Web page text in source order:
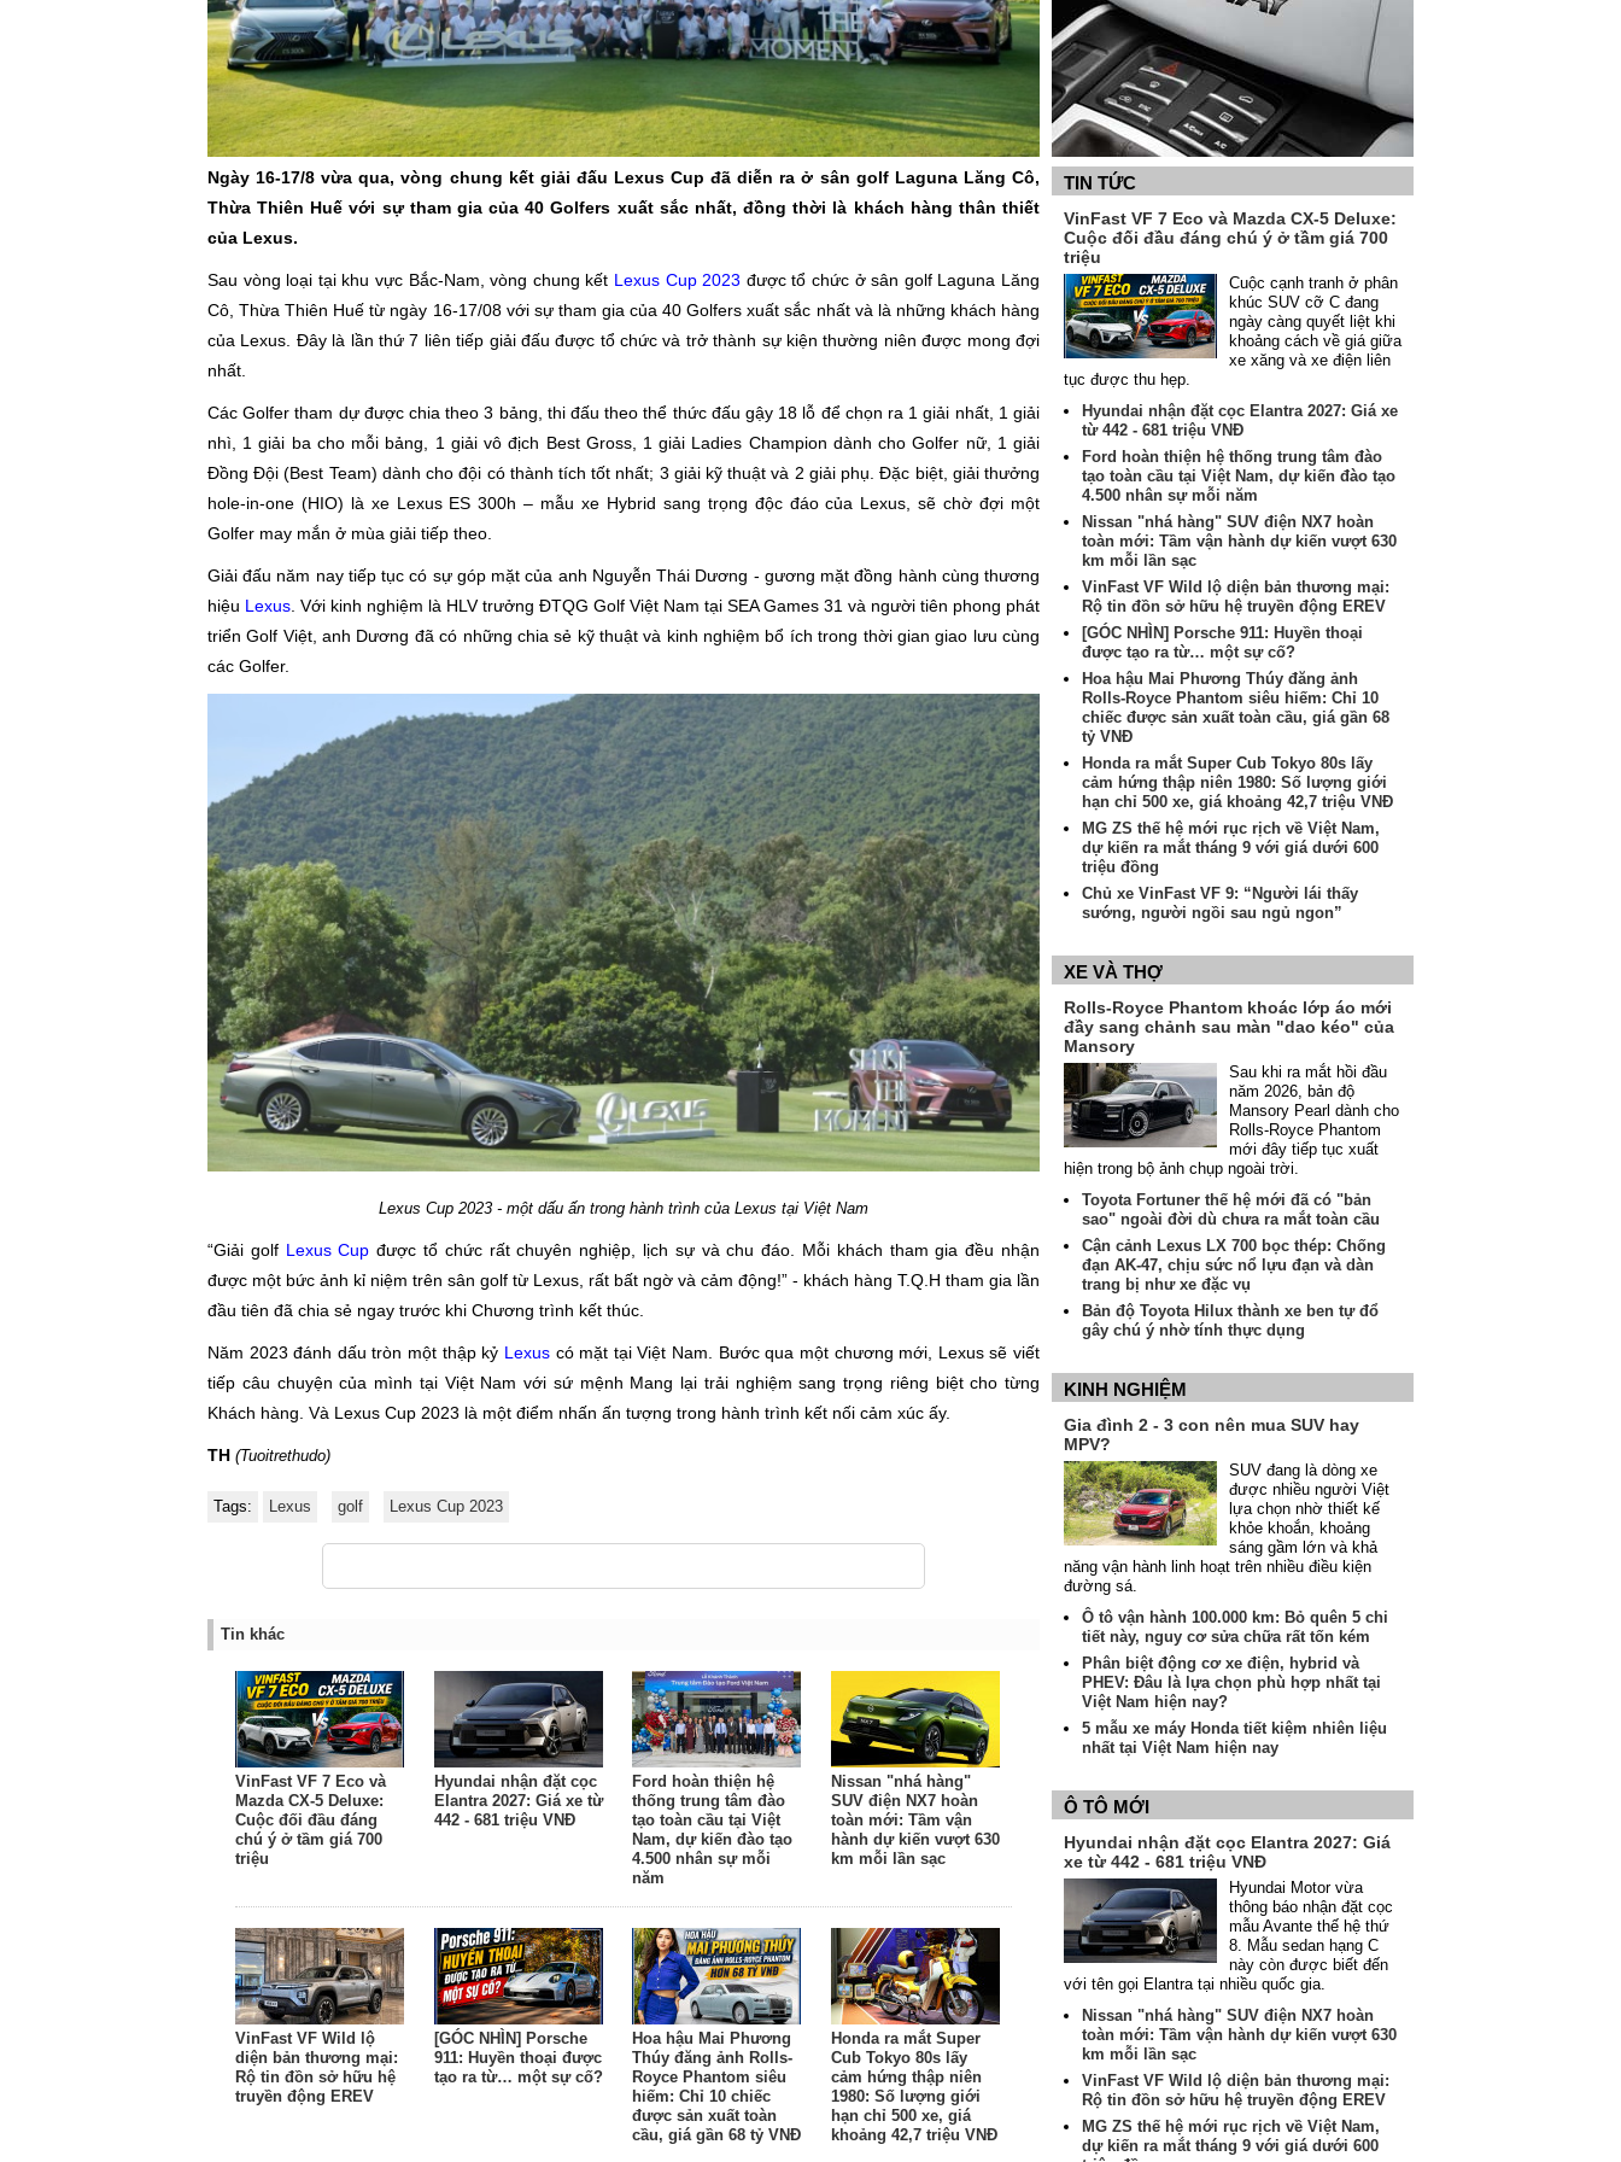
Ngày 16-17/8 vừa qua, vòng chung kết giải đấu Lexus Cup đã diễn ra ở sân golf Laguna Lăng Cô,
Thừa Thiên Huế với sự tham gia của 40 Golfers xuất sắc nhất, đồng thời là khách hàng thân thiết
của Lexus.
Sau vòng loại tại khu vực Bắc-Nam, vòng chung kết Lexus Cup 2023 được tổ chức ở sân golf Laguna Lăng
Cô, Thừa Thiên Huế từ ngày 16-17/08 với sự tham gia của 40 Golfers xuất sắc nhất và là những khách hàng
của Lexus. Đây là lần thứ 7 liên tiếp giải đấu được tổ chức và trở thành sự kiện thường niên được mong đợi
nhất.
Các Golfer tham dự được chia theo 3 bảng, thi đấu theo thể thức đấu gậy 18 lỗ để chọn ra 1 giải nhất, 1 giải
nhì, 1 giải ba cho mỗi bảng, 1 giải vô địch Best Gross, 1 giải Ladies Champion dành cho Golfer nữ, 1 giải
Đồng Đội (Best Team) dành cho đội có thành tích tốt nhất; 3 giải kỹ thuật và 2 giải phụ. Đặc biệt, giải thưởng
hole-in-one (HIO) là xe Lexus ES 300h – mẫu xe Hybrid sang trọng độc đáo của Lexus, sẽ chờ đợi một
Golfer may mắn ở mùa giải tiếp theo.
Giải đấu năm nay tiếp tục có sự góp mặt của anh Nguyễn Thái Dương - gương mặt đồng hành cùng thương
hiệu Lexus. Với kinh nghiệm là HLV trưởng ĐTQG Golf Việt Nam tại SEA Games 31 và người tiên phong phát
triển Golf Việt, anh Dương đã có những chia sẻ kỹ thuật và kinh nghiệm bổ ích trong thời gian giao lưu cùng
các Golfer.
Lexus Cup 2023 - một dấu ấn trong hành trình của Lexus tại Việt Nam
“Giải golf Lexus Cup được tổ chức rất chuyên nghiệp, lịch sự và chu đáo. Mỗi khách tham gia đều nhận
được một bức ảnh kỉ niệm trên sân golf từ Lexus, rất bất ngờ và cảm động!” - khách hàng T.Q.H tham gia lần
đầu tiên đã chia sẻ ngay trước khi Chương trình kết thúc.
Năm 2023 đánh dấu tròn một thập kỷ Lexuscó mặt tại Việt Nam. Bước qua một chương mới, Lexus sẽ viết
tiếp câu chuyện của mình tại Việt Nam với sứ mệnh Mang lại trải nghiệm sang trọng riêng biệt cho từng
Khách hàng. Và Lexus Cup 2023 là một điểm nhấn ấn tượng trong hành trình kết nối cảm xúc ấy.
TH (Tuoitrethudo)
Tags: Lexus golf Lexus Cup 2023
Tin khác
VinFast VF 7 Eco và
Mazda CX-5 Deluxe:
Cuộc đối đầu đáng
chú ý ở tầm giá 700
triệu
Hyundai nhận đặt cọc
Elantra 2027: Giá xe từ
442 - 681 triệu VNĐ
Ford hoàn thiện hệ
thống trung tâm đào
tạo toàn cầu tại Việt
Nam, dự kiến đào tạo
4.500 nhân sự mỗi
năm
Nissan "nhá hàng"
SUV điện NX7 hoàn
toàn mới: Tầm vận
hành dự kiến vượt 630
km mỗi lần sạc
VinFast VF Wild lộ
diện bản thương mại:
Rộ tin đồn sở hữu hệ
truyền động EREV
[GÓC NHÌN] Porsche
911: Huyền thoại được
tạo ra từ… một sự cố?
Hoa hậu Mai Phương
Thúy đăng ảnh Rolls-
Royce Phantom siêu
hiếm: Chỉ 10 chiếc
được sản xuất toàn
cầu, giá gần 68 tỷ VNĐ
Honda ra mắt Super
Cub Tokyo 80s lấy
cảm hứng thập niên
1980: Số lượng giới
hạn chỉ 500 xe, giá
khoảng 42,7 triệu VNĐ
TIN TỨC
VinFast VF 7 Eco và Mazda CX-5 Deluxe:
Cuộc đối đầu đáng chú ý ở tầm giá 700
triệu
Cuộc cạnh tranh ở phân
khúc SUV cỡ C đang
ngày càng quyết liệt khi
khoảng cách về giá giữa
xe xăng và xe điện liên
tục được thu hẹp.
Hyundai nhận đặt cọc Elantra 2027: Giá xe
từ 442 - 681 triệu VNĐ
Ford hoàn thiện hệ thống trung tâm đào
tạo toàn cầu tại Việt Nam, dự kiến đào tạo
4.500 nhân sự mỗi năm
Nissan "nhá hàng" SUV điện NX7 hoàn
toàn mới: Tầm vận hành dự kiến vượt 630
km mỗi lần sạc
VinFast VF Wild lộ diện bản thương mại:
Rộ tin đồn sở hữu hệ truyền động EREV
[GÓC NHÌN] Porsche 911: Huyền thoại
được tạo ra từ… một sự cố?
Hoa hậu Mai Phương Thúy đăng ảnh
Rolls-Royce Phantom siêu hiếm: Chỉ 10
chiếc được sản xuất toàn cầu, giá gần 68
tỷ VNĐ
Honda ra mắt Super Cub Tokyo 80s lấy
cảm hứng thập niên 1980: Số lượng giới
hạn chỉ 500 xe, giá khoảng 42,7 triệu VNĐ
MG ZS thế hệ mới rục rịch về Việt Nam,
dự kiến ra mắt tháng 9 với giá dưới 600
triệu đồng
Chủ xe VinFast VF 9: “Người lái thấy
sướng, người ngồi sau ngủ ngon”
XE VÀ THỢ
Rolls-Royce Phantom khoác lớp áo mới
đầy sang chảnh sau màn "dao kéo" của
Mansory
Sau khi ra mắt hồi đầu
năm 2026, bản độ
Mansory Pearl dành cho
Rolls-Royce Phantom
mới đây tiếp tục xuất
hiện trong bộ ảnh chụp ngoài trời.
Toyota Fortuner thế hệ mới đã có "bản
sao" ngoài đời dù chưa ra mắt toàn cầu
Cận cảnh Lexus LX 700 bọc thép: Chống
đạn AK-47, chịu sức nổ lựu đạn và dàn
trang bị như xe đặc vụ
Bản độ Toyota Hilux thành xe ben tự đổ
gây chú ý nhờ tính thực dụng
KINH NGHIỆM
Gia đình 2 - 3 con nên mua SUV hay
MPV?
SUV đang là dòng xe
được nhiều người Việt
lựa chọn nhờ thiết kế
khỏe khoắn, khoảng
sáng gầm lớn và khả
năng vận hành linh hoạt trên nhiều điều kiện
đường sá.
Ô tô vận hành 100.000 km: Bỏ quên 5 chi
tiết này, nguy cơ sửa chữa rất tốn kém
Phân biệt động cơ xe điện, hybrid và
PHEV: Đâu là lựa chọn phù hợp nhất tại
Việt Nam hiện nay?
5 mẫu xe máy Honda tiết kiệm nhiên liệu
nhất tại Việt Nam hiện nay
Ô TÔ MỚI
Hyundai nhận đặt cọc Elantra 2027: Giá
xe từ 442 - 681 triệu VNĐ
Hyundai Motor vừa
thông báo nhận đặt cọc
mẫu Avante thế hệ thứ
8. Mẫu sedan hạng C
này còn được biết đến
với tên gọi Elantra tại nhiều quốc gia.
Nissan "nhá hàng" SUV điện NX7 hoàn
toàn mới: Tầm vận hành dự kiến vượt 630
km mỗi lần sạc
VinFast VF Wild lộ diện bản thương mại:
Rộ tin đồn sở hữu hệ truyền động EREV
MG ZS thế hệ mới rục rịch về Việt Nam,
dự kiến ra mắt tháng 9 với giá dưới 600